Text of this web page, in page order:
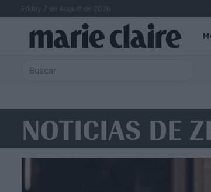
Friday 7 de August de 2026
NOTICIAS DE